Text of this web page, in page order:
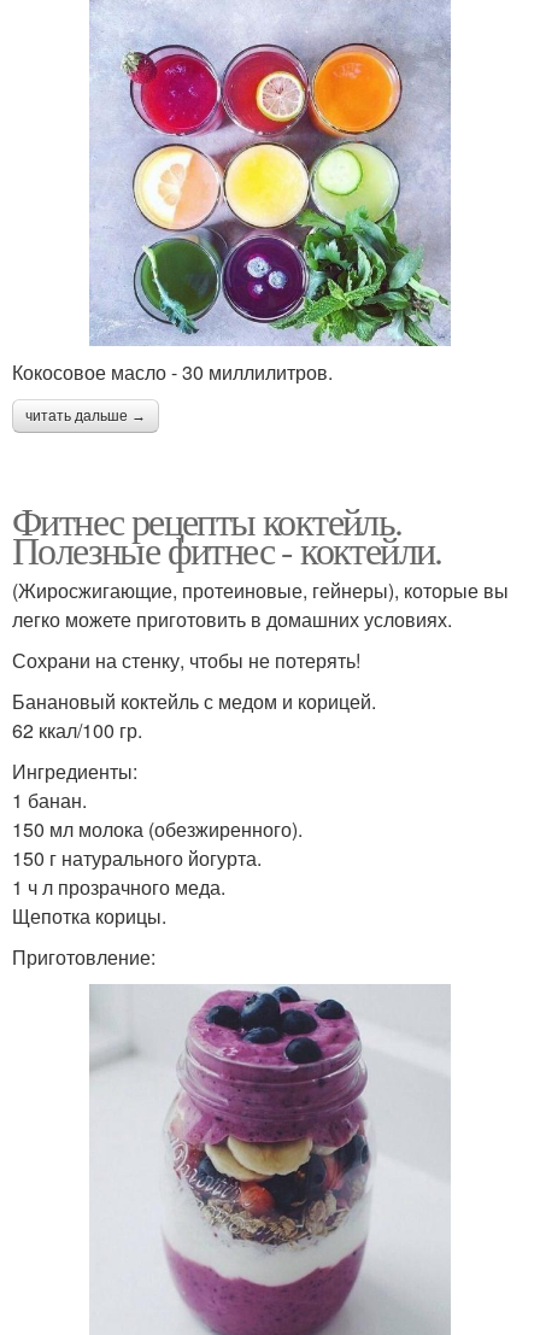
Кокосовое масло - 30 миллилитров.
читать дальше →
Фитнес рецепты коктейль.
Полезные фитнес - коктейли.
(Жиросжигающие, протеиновые, гейнеры), которые вы
легко можете приготовить в домашних условиях.
Сохрани на стенку, чтобы не потерять!
Банановый коктейль с медом и корицей.
62 ккал/100 гр.
Ингредиенты:
1 банан.
150 мл молока (обезжиренного).
150 г натурального йогурта.
1 ч л прозрачного меда.
Щепотка корицы.
Приготовление: